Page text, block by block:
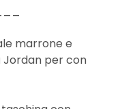
marrone e
per con